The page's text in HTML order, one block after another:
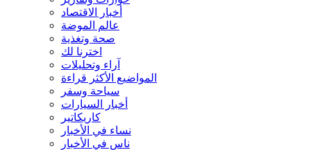
أخبار الاقتصاد
عالم الموضة
صحة وتغذية
اخترنا لك
آراء وتحليلات
المواضيع الأكثر قراءة
سياحة وسفر
أخبار السيارات
كاريكاتير
نساء في الأخبار
ناس في الأخبار